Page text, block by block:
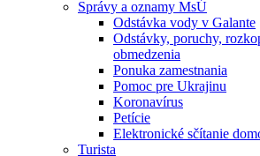
Správy a oznamy MsÚ
Odstávka vody v Galante
Odstávky, poruchy,
obmedzenia
Ponuka zamestnania
Pomoc pre Ukrajinu
Koronavírus
Petície
Elektronické sčítanie
Turista